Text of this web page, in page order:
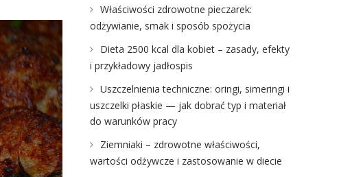
Właściwości zdrowotne pieczarek:
odżywianie, smak i sposób spożycia
Dieta 2500 kcal dla kobiet – zasady, efekty
i przykładowy jadłospis
Uszczelnienia techniczne: oringi, simeringi i
uszczelki płaskie — jak dobrać typ i materiał
do warunków pracy
Ziemniaki – zdrowotne właściwości,
wartości odżywcze i zastosowanie w diecie